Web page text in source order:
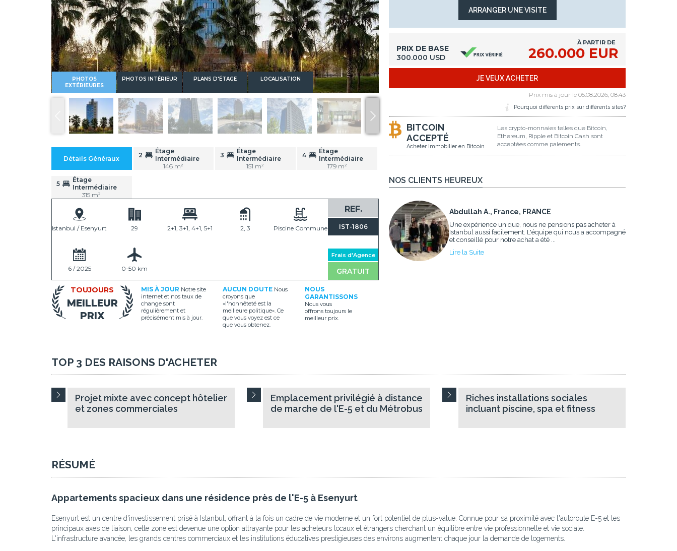
PHOTOS
EXTÉRIEURES
PHOTOS INTÉRIEUR PLANS D'ÉTAGE LOCALISATION
Détails Généraux 2
Étage
Intermédiaire
146 m²
3
Étage
Intermédiaire
151 m²
4
Étage
Intermédiaire
179 m²
5
Étage
Intermédiaire
315 m²
REF.
IST-1806
Frais d'Agence
GRATUIT
Istanbul / Esenyurt 29 2+1, 3+1, 4+1, 5+1 2, 3 Piscine Commune
6 / 2025 0-50 km
TOUJOURS
MEILLEUR
PRIX
MIS À JOUR Notre site
internet et nos taux de
change sont
régulièrement et
précisément mis à jour.
AUCUN DOUTE Nous
croyons que
«l'honnêteté est la
meilleure politique». Ce
que vous voyez est ce
que vous obtenez.
NOUS
GARANTISSONS
Nous vous
offrons toujours le
meilleur prix.
PRIX DE BASE
300.000 USD
À PARTIR DE
260.000 EUR
JE VEUX ACHETER
Prix mis à jour le 05.08.2026, 08.43
Pourquoi différents prix sur différents sites?
BITCOIN
ACCEPTÉ
Acheter Immobilier en Bitcoin
Les crypto-monnaies telles que Bitcoin,
Ethereum, Ripple et Bitcoin Cash sont
acceptées comme paiements.
NOS CLIENTS HEUREUX
Abdullah A., France, FRANCE
Une expérience unique, nous ne pensions pas acheter à
Istanbul aussi facilement. L'équipe qui nous a accompagné
et conseillé pour notre achat a été ...
Lire la Suite
TOP 3 DES RAISONS D'ACHETER
Projet mixte avec concept hôtelier
et zones commerciales
Emplacement privilégié à distance
de marche de l'E-5 et du Métrobus
Riches installations sociales
incluant piscine, spa et fitness
RÉSUMÉ
Appartements spacieux dans une résidence près de l'E-5 à Esenyurt
Esenyurt est un centre d'investissement prisé à Istanbul, offrant à la fois un cadre de vie moderne et un fort potentiel de plus-value. Connue pour sa proximité avec l'autoroute E-5 et les
principaux axes de liaison, cette zone est devenue une option attrayante pour les acheteurs locaux et étrangers cherchant un équilibre entre vie professionnelle et vie sociale.
L'infrastructure avancée, les grands centres commerciaux et les institutions éducatives prestigieuses des environs augmentent chaque jour la demande de logements.